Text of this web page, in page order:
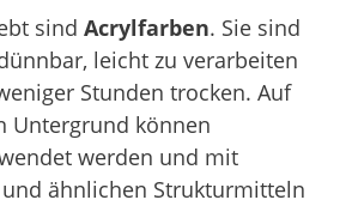
sind Acrylfarben. Sie sind
leicht zu verarbeiten
Stunden trocken. Auf
Untergrund können
werden und mit
ähnlichen Strukturmitteln